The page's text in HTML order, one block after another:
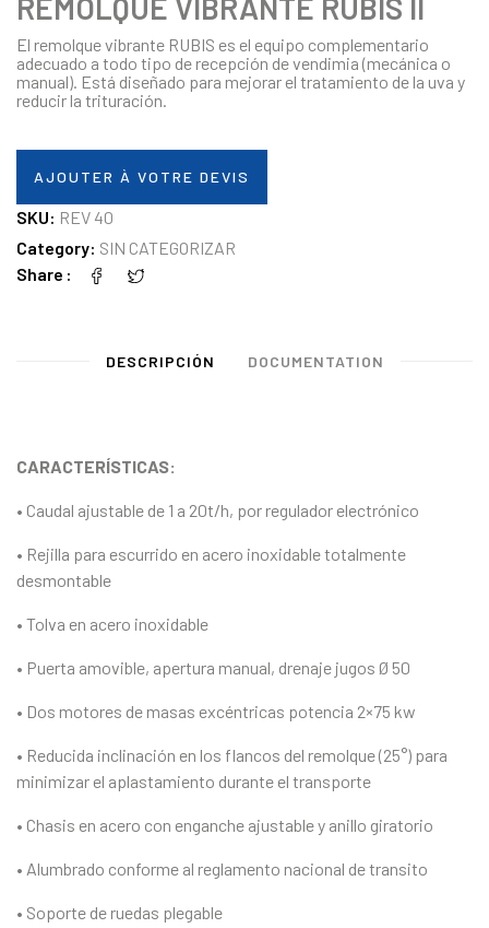
REMOLQUE VIBRANTE RUBIS II
El remolque vibrante RUBIS es el equipo complementario
adecuado a todo tipo de recepción de vendimia (mecánica o
manual). Está diseñado para mejorar el tratamiento de la uva y
reducir la trituración.
AJOUTER À VOTRE DEVIS
SKU: REV 40
Category: SIN CATEGORIZAR
Share
DESCRIPCIÓN DOCUMENTATION
CARACTERÍSTICAS:
• Caudal ajustable de 1 a 20t/h, por regulador electrónico
• Rejilla para escurrido en acero inoxidable totalmente
desmontable
• Tolva en acero inoxidable
• Puerta amovible, apertura manual, drenaje jugos Ø 50
• Dos motores de masas excéntricas potencia 2×75 kw
• Reducida inclinación en los flancos del remolque (25°) para
minimizar el aplastamiento durante el transporte
• Chasis en acero con enganche ajustable y anillo giratorio
• Alumbrado conforme al reglamento nacional de transito
• Soporte de ruedas plegable